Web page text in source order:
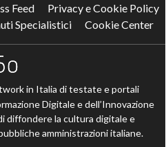
Feed
Privacy e Cookie Policy
Specialistici
Cookie Center
in Italia di testate e portali
Digitale e dell’Innovazione
diffondere la cultura digitale e
amministrazioni italiane.